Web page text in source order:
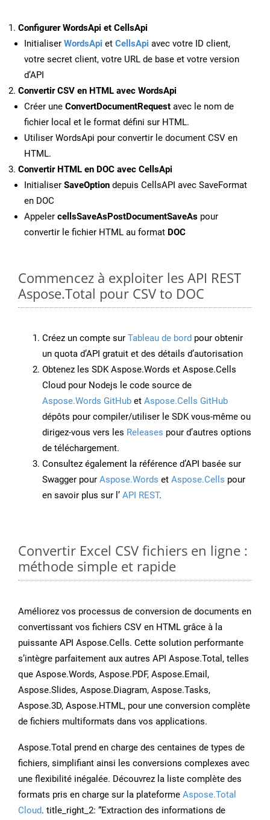
Configurer WordsApi et CellsApi
Initialiser WordsApi et CellsApi avec votre ID client,
votre secret client, votre URL de base et votre version
d’API
Convertir CSV en HTML avec WordsApi
Créer une ConvertDocumentRequest avec le nom de
fichier local et le format défini sur HTML.
Utiliser WordsApi pour convertir le document CSV en
HTML.
Convertir HTML en DOC avec CellsApi
Initialiser SaveOption depuis CellsAPI avec SaveFormat
en DOC
Appeler cellsSaveAsPostDocumentSaveAs pour
convertir le fichier HTML au format DOC
Commencez à exploiter les API REST
Aspose.Total pour CSV to DOC
Créez un compte sur Tableau de bord pour obtenir
un quota d’API gratuit et des détails d’autorisation
Obtenez les SDK Aspose.Words et Aspose.Cells
Cloud pour Nodejs le code source de
Aspose.Words GitHub et Aspose.Cells GitHub
dépôts pour compiler/utiliser le SDK vous-même ou
dirigez-vous vers les Releases pour d’autres options
de téléchargement.
Consultez également la référence d’API basée sur
Swagger pour Aspose.Words et Aspose.Cells pour
en savoir plus sur l’ API REST.
Convertir Excel CSV fichiers en ligne :
méthode simple et rapide
Améliorez vos processus de conversion de documents en
convertissant vos fichiers CSV en HTML grâce à la
puissante API Aspose.Cells. Cette solution performante
s’intègre parfaitement aux autres API Aspose.Total, telles
que Aspose.Words, Aspose.PDF, Aspose.Email,
Aspose.Slides, Aspose.Diagram, Aspose.Tasks,
Aspose.3D, Aspose.HTML, pour une conversion complète
de fichiers multiformats dans vos applications.
Aspose.Total prend en charge des centaines de types de
fichiers, simplifiant ainsi les conversions complexes avec
une flexibilité inégalée. Découvrez la liste complète des
formats pris en charge sur la plateforme Aspose.Total
Cloud. title_right_2: “Extraction des informations de